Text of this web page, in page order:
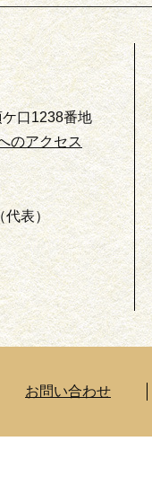
口1238番地
のアクセス
代表）
お問い合わせ